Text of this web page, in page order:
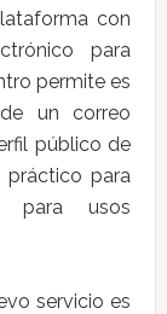
con
para
permite es
un correo
público de
práctico para
para usos
servicio es